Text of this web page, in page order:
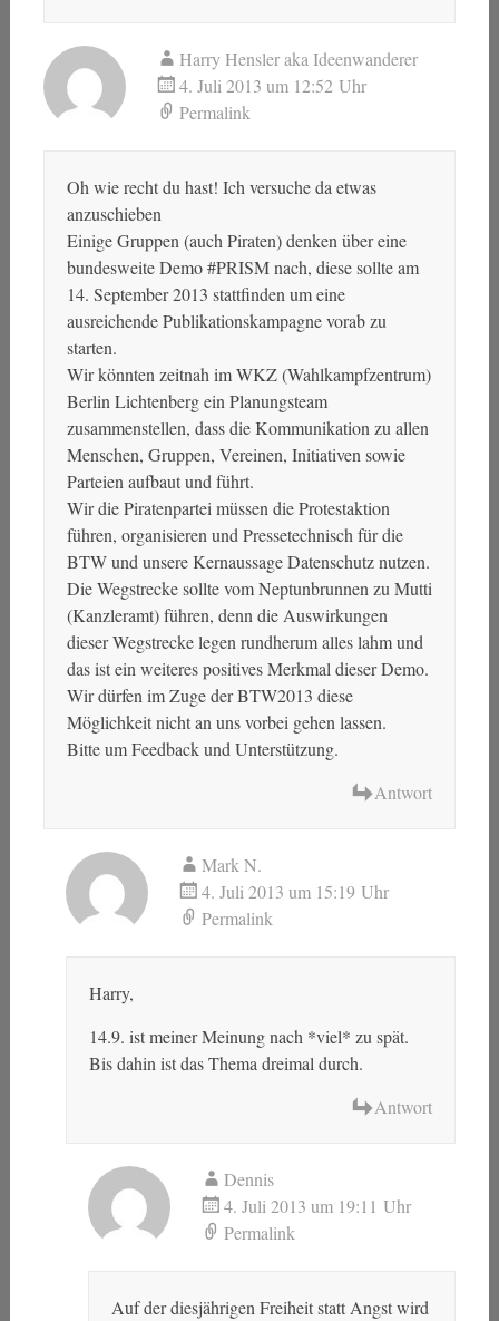
Harry Hensler aka Ideenwanderer
4. Juli 2013 um 12:52 Uhr
Permalink
Oh wie recht du hast! Ich versuche da etwas
anzuschieben
Einige Gruppen (auch Piraten) denken über eine
bundesweite Demo #PRISM nach, diese sollte am
14. September 2013 stattfinden um eine
ausreichende Publikationskampagne vorab zu
starten.
Wir könnten zeitnah im WKZ (Wahlkampfzentrum)
Berlin Lichtenberg ein Planungsteam
zusammenstellen, dass die Kommunikation zu allen
Menschen, Gruppen, Vereinen, Initiativen sowie
Parteien aufbaut und führt.
Wir die Piratenpartei müssen die Protestaktion
führen, organisieren und Pressetechnisch für die
BTW und unsere Kernaussage Datenschutz nutzen.
Die Wegstrecke sollte vom Neptunbrunnen zu Mutti
(Kanzleramt) führen, denn die Auswirkungen
dieser Wegstrecke legen rundherum alles lahm und
das ist ein weiteres positives Merkmal dieser Demo.
Wir dürfen im Zuge der BTW2013 diese
Möglichkeit nicht an uns vorbei gehen lassen.
Bitte um Feedback und Unterstützung.
Antwort
Mark N.
4. Juli 2013 um 15:19 Uhr
Permalink
Harry,
14.9. ist meiner Meinung nach *viel* zu spät.
Bis dahin ist das Thema dreimal durch.
Antwort
Dennis
4. Juli 2013 um 19:11 Uhr
Permalink
Auf der diesjährigen Freiheit statt Angst wird